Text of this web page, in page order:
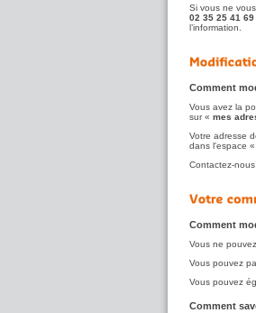
Si vous ne
02 35 25 41 69
l’information.
Comment
Vous avez la
sur « mes
Votre adresse
dans l'espace «
Contactez-
Comment
Vous ne
Vous pouvez
Vous pouvez
Comment